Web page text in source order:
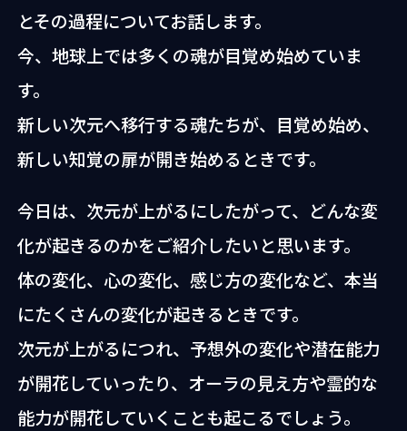
とその過程についてお話します。
今、地球上では多くの魂が目覚め始めていま
す。
新しい次元へ移行する魂たちが、目覚め始め、
新しい知覚の扉が開き始めるときです。
今日は、次元が上がるにしたがって、どんな変
化が起きるのかをご紹介したいと思います。
体の変化、心の変化、感じ方の変化など、本当
にたくさんの変化が起きるときです。
次元が上がるにつれ、予想外の変化や潜在能力
が開花していったり、オーラの見え方や霊的な
能力が開花していくことも起こるでしょう。